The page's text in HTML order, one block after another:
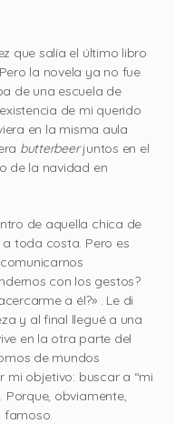
que salía el último libro
la novela ya no fue
de una escuela de
de mi querido
en la misma aula
butterbeerjuntos en el
de la navidad en
de aquella chica de
a toda costa. Pero es
con los gestos?
a él?» . Le di
y al final llegué a una
en la otra parte del
de mundos
mi objetivo: buscar a “mi
Porque, obviamente,
famoso.